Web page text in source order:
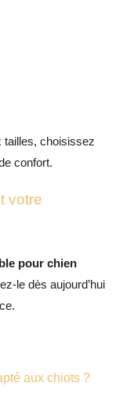
choisissez
confort.
votre
pour chien
le dès aujourd’hui
aux chiots ?